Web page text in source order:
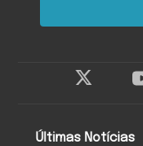
Últimas Notícias